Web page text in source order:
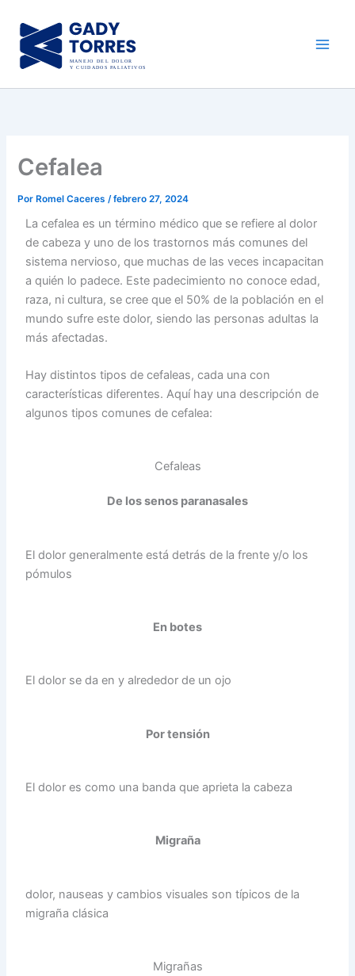
contenido
Cefalea
PorRomel Caceres /febrero 27, 2024
La cefalea es un término médico que se refiere al dolor
de cabeza y uno de los trastornos más comunes del
sistema nervioso, que muchas de las veces incapacitan
a quién lo padece. Este padecimiento no conoce edad,
raza, ni cultura, se cree que el 50% de la población en el
mundo sufre este dolor, siendo las personas adultas la
más afectadas.
Hay distintos tipos de cefaleas, cada una con
características diferentes. Aquí hay una descripción de
algunos tipos comunes de cefalea:
Cefaleas
De los senos paranasales
El dolor generalmente está detrás de la frente y/o los
pómulos
En botes
El dolor se da en y alrededor de un ojo
Por tensión
El dolor es como una banda que aprieta la cabeza
Migraña
dolor, nauseas y cambios visuales son típicos de la
migraña clásica
Migrañas